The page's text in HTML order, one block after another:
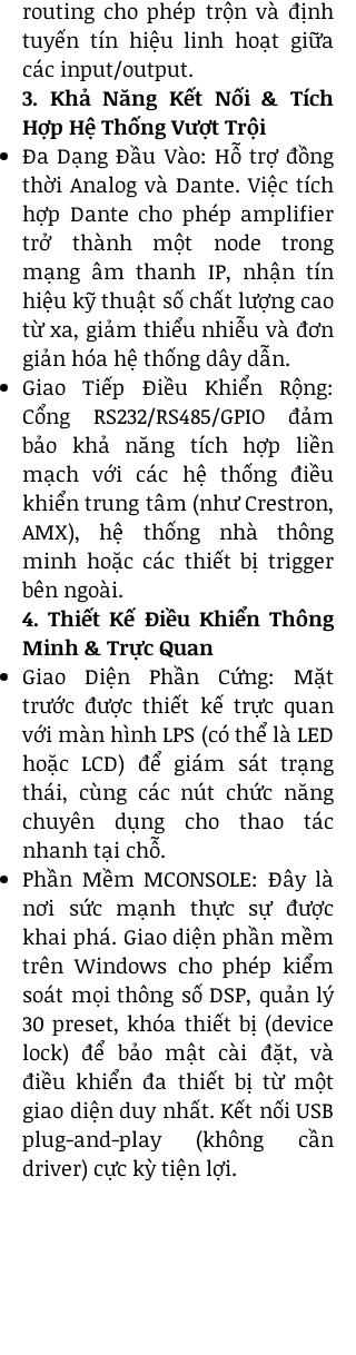
routing cho phép trộn và định
tuyến tín hiệu linh hoạt giữa
các input/output.
3. Khả Năng Kết Nối & Tích
Hợp Hệ Thống Vượt Trội
Đa Dạng Đầu Vào: Hỗ trợ đồng
thời Analog và Dante. Việc tích
hợp Dante cho phép amplifier
trở thành một node trong
mạng âm thanh IP, nhận tín
hiệu kỹ thuật số chất lượng cao
từ xa, giảm thiểu nhiễu và đơn
giản hóa hệ thống dây dẫn.
Giao Tiếp Điều Khiển Rộng:
Cổng RS232/RS485/GPIO đảm
bảo khả năng tích hợp liền
mạch với các hệ thống điều
khiển trung tâm (như Crestron,
AMX), hệ thống nhà thông
minh hoặc các thiết bị trigger
bên ngoài.
4. Thiết Kế Điều Khiển Thông
Minh & Trực Quan
Giao Diện Phần Cứng: Mặt
trước được thiết kế trực quan
với màn hình LPS (có thể là LED
hoặc LCD) để giám sát trạng
thái, cùng các nút chức năng
chuyên dụng cho thao tác
nhanh tại chỗ.
Phần Mềm MCONSOLE: Đây là
nơi sức mạnh thực sự được
khai phá. Giao diện phần mềm
trên Windows cho phép kiểm
soát mọi thông số DSP, quản lý
30 preset, khóa thiết bị (device
lock) để bảo mật cài đặt, và
điều khiển đa thiết bị từ một
giao diện duy nhất. Kết nối USB
plug-and-play (không cần
driver) cực kỳ tiện lợi.